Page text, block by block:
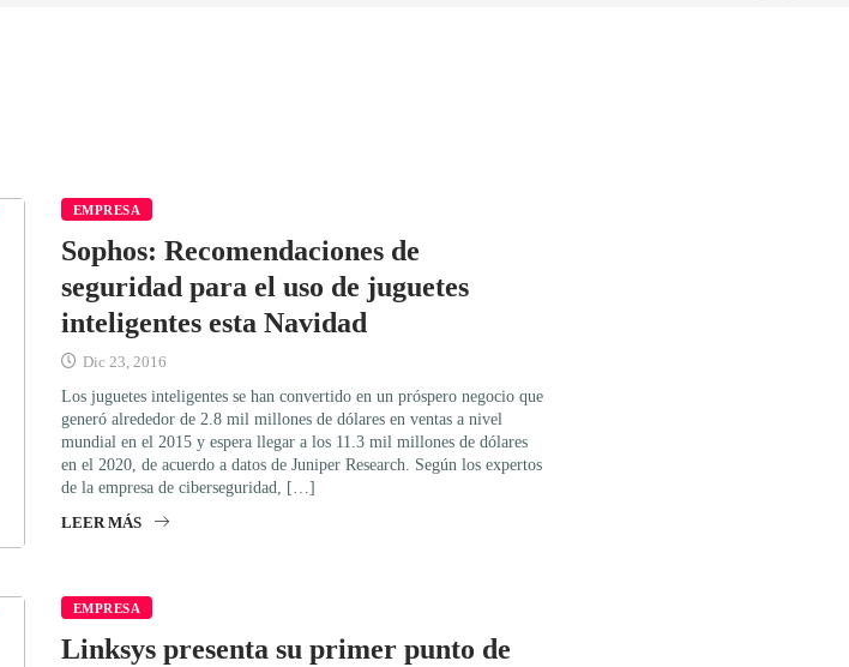
EMPRESA
Sophos: Recomendaciones de
seguridad para el uso de juguetes
inteligentes esta Navidad
Dic 23, 2016
Los juguetes inteligentes se han convertido en un próspero negocio que
generó alrededor de 2.8 mil millones de dólares en ventas a nivel
mundial en el 2015 y espera llegar a los 11.3 mil millones de dólares
en el 2020, de acuerdo a datos de Juniper Research. Según los expertos
de la empresa de ciberseguridad, […]
LEER MÁS
EMPRESA
Linksys presenta su primer punto de